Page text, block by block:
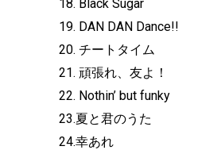
18. Black Sugar
19. DAN DAN Dance!!
20. チートタイム
21. 頑張れ、友よ！
22. Nothin’ but funky
23.夏と君のうた
24.幸あれ